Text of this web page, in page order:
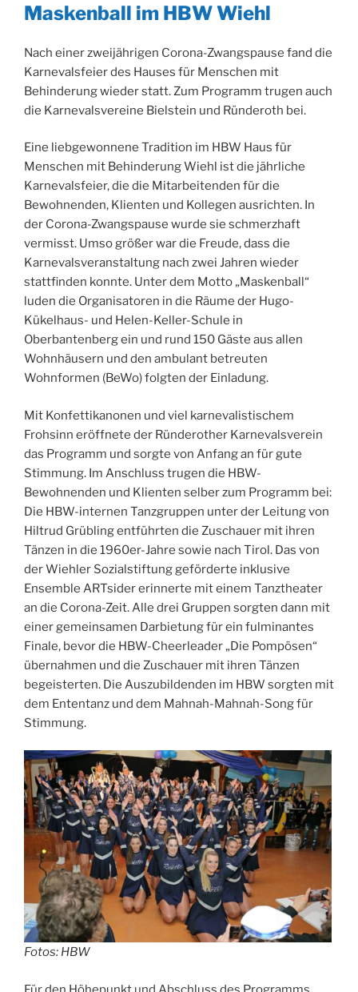
Maskenball im HBW Wiehl
Nach einer zweijährigen Corona-Zwangspause fand die
Karnevalsfeier des Hauses für Menschen mit
Behinderung wieder statt. Zum Programm trugen auch
die Karnevalsvereine Bielstein und Ründeroth bei.
Eine liebgewonnene Tradition im HBW Haus für
Menschen mit Behinderung Wiehl ist die jährliche
Karnevalsfeier, die die Mitarbeitenden für die
Bewohnenden, Klienten und Kollegen ausrichten. In
der Corona-Zwangspause wurde sie schmerzhaft
vermisst. Umso größer war die Freude, dass die
Karnevalsveranstaltung nach zwei Jahren wieder
stattfinden konnte. Unter dem Motto „Maskenball“
luden die Organisatoren in die Räume der Hugo-
Kükelhaus- und Helen-Keller-Schule in
Oberbantenberg ein und rund 150 Gäste aus allen
Wohnhäusern und den ambulant betreuten
Wohnformen (BeWo) folgten der Einladung.
Mit Konfettikanonen und viel karnevalistischem
Frohsinn eröffnete der Ründerother Karnevalsverein
das Programm und sorgte von Anfang an für gute
Stimmung. Im Anschluss trugen die HBW-
Bewohnenden und Klienten selber zum Programm bei:
Die HBW-internen Tanzgruppen unter der Leitung von
Hiltrud Grübling entführten die Zuschauer mit ihren
Tänzen in die 1960er-Jahre sowie nach Tirol. Das von
der Wiehler Sozialstiftung geförderte inklusive
Ensemble ARTsider erinnerte mit einem Tanztheater
an die Corona-Zeit. Alle drei Gruppen sorgten dann mit
einer gemeinsamen Darbietung für ein fulminantes
Finale, bevor die HBW-Cheerleader „Die Pompösen“
übernahmen und die Zuschauer mit ihren Tänzen
begeisterten. Die Auszubildenden im HBW sorgten mit
dem Ententanz und dem Mahnah-Mahnah-Song für
Stimmung.
Fotos: HBW